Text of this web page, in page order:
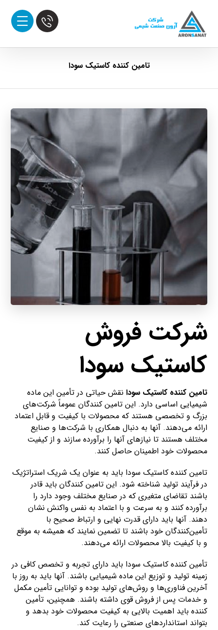
تامین کننده کاستیک سودا
شرکت فروش
کاستیک سودا
تامین کننده کاستیک سودا نقش حیاتی در تأمین این ماده
شیمیایی اساسی دارد. این تامین کنندگان عموماً شرکت‌های
بزرگ و تخصصی هستند که محصولات با کیفیت و قابل اعتماد
ارائه می‌دهند. آنها به دنبال همکاری با شرکت‌ها و صنایع
مختلف هستند تا نیازهای آنها را برآورده سازند و از کیفیت
محصولات خود اطمینان حاصل کنند.
تامین کننده کاستیک سودا باید به عنوان یک شریک استراتژیک
در فرآیند تولید شناخته شود. این تامین کنندگان باید قادر
باشند تقاضای متغیری که در صنایع مختلف وجود دارد را
برآورده کنند و به سرعت و با اعتماد به نفس واکنش نشان
دهند. آنها باید دارای قدرت نهایی و ارتباط صحیح با
تأمین‌کنندگان خود باشند تا تضمین نمایند که همیشه به موقع
و با کیفیت بالا محصولات ارائه می‌دهند.
تأمین کننده کاستیک سودا باید دارای تجربه و تخصص کافی در
زمینه تولید و توزیع این ماده شیمیایی باشند. آنها باید به روز با
آخرین فناوری‌ها و روش‌های تولید بوده و توانایی تأمین مکمل
و خدمات پس از فروش قوی داشته باشند. همچنین، تأمین
کننده باید اهمیت بالایی به کیفیت محصولات خود بدهد و
بتواند استانداردهای صنعتی را رعایت کند.